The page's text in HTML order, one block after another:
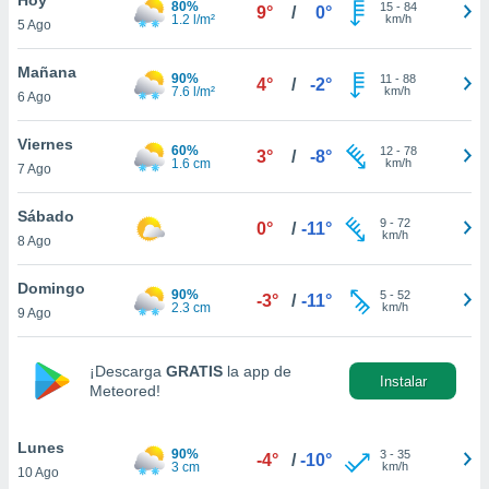
en
más
nuestra
de
aceptar
de
5 Ago
80%
1.2 l/m²
9° / 0° 15- 84
km/h
Mañana
6 Ago
90%
7.6 l/m²
4° / -2° 11 - 88
km/h
Viernes
7 Ago
60%
1.6 cm
3° / -8° 12- 78
km/h
Sábado
8 Ago
0° / -11° 9- 72
km/h
Domingo
9 Ago
90%
2.3 cm
-3° / -11° 5- 52
km/h
¡Descarga GRATIS la app de
Meteored!
Instalar
Lunes
10 Ago
90%
3 cm
-4° / -10° 3- 35
km/h